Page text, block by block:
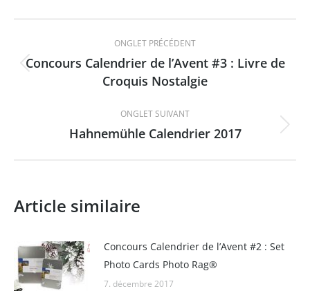
Navigation
de
commentaire
ONGLET PRÉCÉDENT
Onglet
précédent
Concours Calendrier de l’Avent #3 : Livre de
Croquis Nostalgie
ONGLET SUIVANT
Onglet
Hahnemühle Calendrier 2017
Article similaire
Concours Calendrier de l’Avent #2 : Set
Photo Cards Photo Rag®
7. décembre 2017